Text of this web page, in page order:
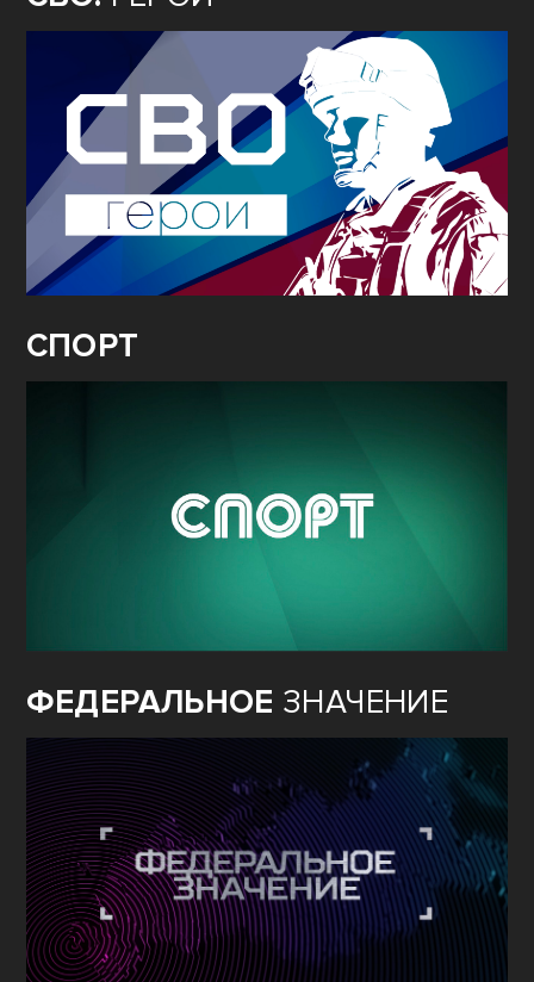
СПОРТ
ФЕДЕРАЛЬНОЕ ЗНАЧЕНИЕ